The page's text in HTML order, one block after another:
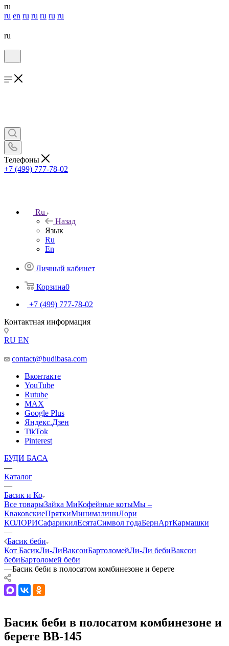
ru
ru en ru ru ru ru ru
ru
Телефоны
+7 (499) 777-78-02
Ru
Назад
Язык
Ru
En
Личный кабинет
Корзина0
+7 (499) 777-78-02
Контактная информация
RU EN
contact@budibasa.com
Вконтакте
YouTube
Rutube
MAX
Google Plus
Яндекс.Дзен
TikTok
Pinterest
БУДИ БАСА
—
Каталог
—
Басик и Ко
Все товарыЗайка МиКофейные котыМы –
КваковскиеПряткиМинималиниЛори
КОЛОРИСафарикилЕсятаСимвол годаБернАртКармашки
—
Басик беби
Кот БасикЛи-ЛиВаксонБартоломейЛи-Ли бебиВаксон
бебиБартоломей беби
—Басик беби в полосатом комбинезоне и берете
Басик беби в полосатом комбинезоне и
берете BB-145